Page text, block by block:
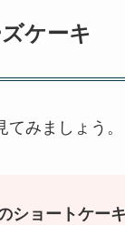
ケーキ
みましょう。
ショートケー